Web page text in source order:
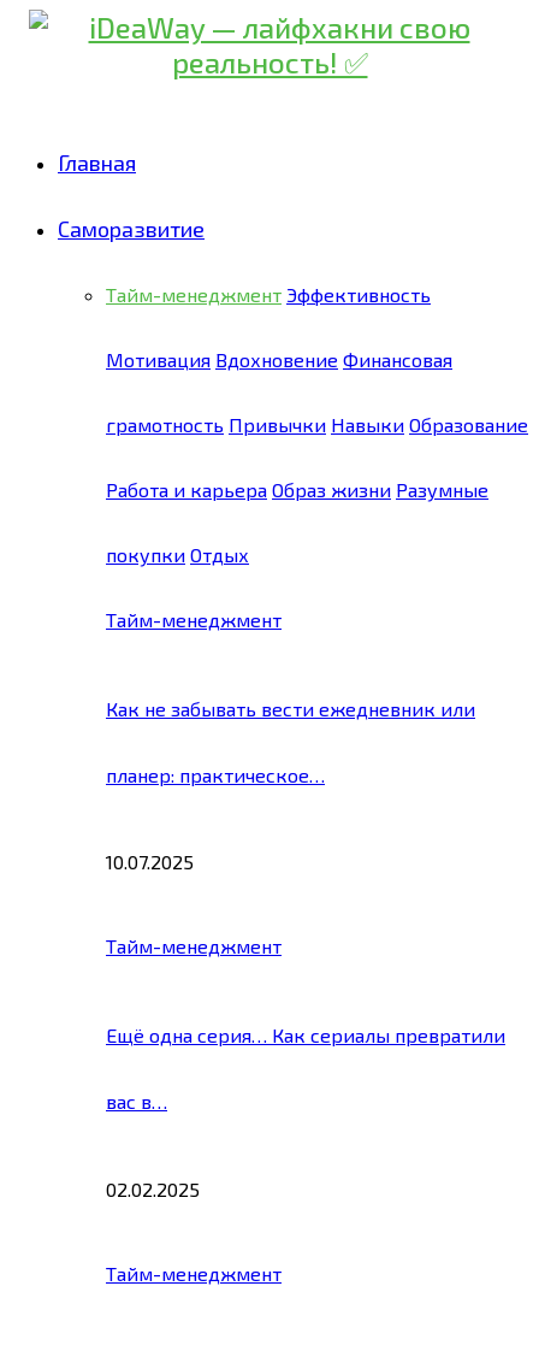
Главная
Саморазвитие
Тайм-менеджмент Эффективность
Мотивация Вдохновение Финансовая
грамотность Привычки Навыки Образование
Работа и карьера Образ жизни Разумные
покупки Отдых
Тайм-менеджмент
Как не забывать вести ежедневник или
планер: практическое…
10.07.2025
Тайм-менеджмент
Ещё одна серия… Как сериалы превратили
вас в…
02.02.2025
Тайм-менеджмент